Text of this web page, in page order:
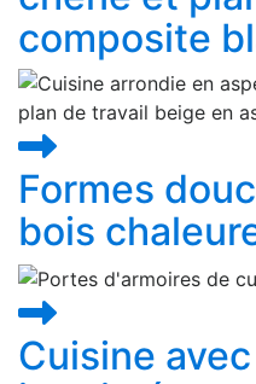
composite
Formes
bois
Cuisine